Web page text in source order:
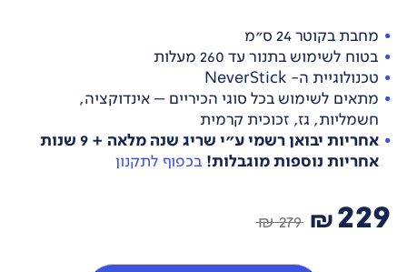
מחבת בקוטר 24 ס"מ
בטוח לשימוש בתנור עד 260 מעלות
טכנולוגיית ה- NeverStick
מתאים לשימוש בכל סוגי הכיריים – אינדוקציה,
חשמליות, גז, זכוכית קרמית
אחריות יבואן רשמי ע"י שריג שנה מלאה + 9 שנות
אחריות נוספות מוגבלות! בכפוף לתקנון
229
₪
279 ₪